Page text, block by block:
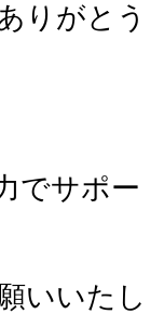
りがとう
でサポー
いいたし